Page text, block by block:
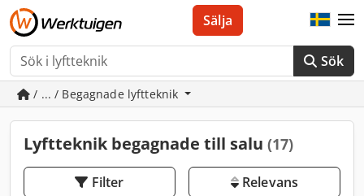
Sök
Sälja
/ ... / Begagnade lyftteknik
Lyftteknik begagnade till salu (17)
Filter Relevans